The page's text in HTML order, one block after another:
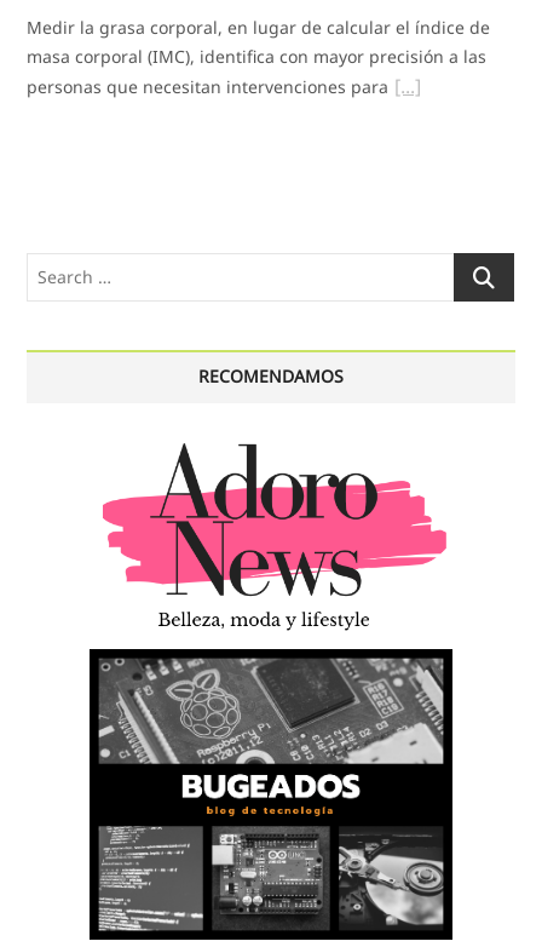
Medir la grasa corporal, en lugar de calcular el índice de
masa corporal (IMC), identifica con mayor precisión a las
personas que necesitan intervenciones para
Search
RECOMENDAMOS